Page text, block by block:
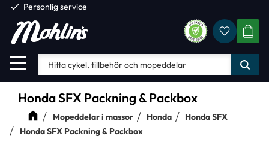
Meny
check Personlig service
Honda SFX Packning & Packbox
Mopeddelar i massor Honda
Honda SFX
Honda SFX Packning & Packbox